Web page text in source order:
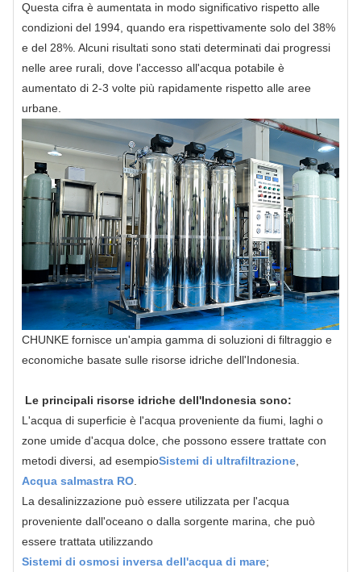
Questa cifra è aumentata in modo significativo rispetto alle
condizioni del 1994, quando era rispettivamente solo del 38%
e del 28%. Alcuni risultati sono stati determinati dai progressi
nelle aree rurali, dove l'accesso all'acqua potabile è
aumentato di 2-3 volte più rapidamente rispetto alle aree
urbane.
CHUNKE fornisce un'ampia gamma di soluzioni di filtraggio e
economiche basate sulle risorse idriche dell'Indonesia.
Le principali risorse idriche dell'Indonesia sono:
L'acqua di superficie è l'acqua proveniente da fiumi, laghi o
zone umide d'acqua dolce, che possono essere trattate con
metodi diversi, ad esempioSistemi di ultrafiltrazione,
Acqua salmastra RO.
La desalinizzazione può essere utilizzata per l'acqua
proveniente dall'oceano o dalla sorgente marina, che può
essere trattata utilizzando
Sistemi di osmosi inversa dell'acqua di mare;